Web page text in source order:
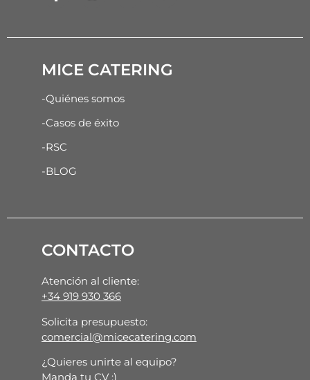
MICE CATERING
-Quiénes somos
-Casos de éxito
-RSC
-BLOG
CONTACTO
Atención al cliente:
+34 919 930 366
Solicita presupuesto:
comercial@micecatering.com
¿Quieres unirte al equipo?
Manda tu CV :)